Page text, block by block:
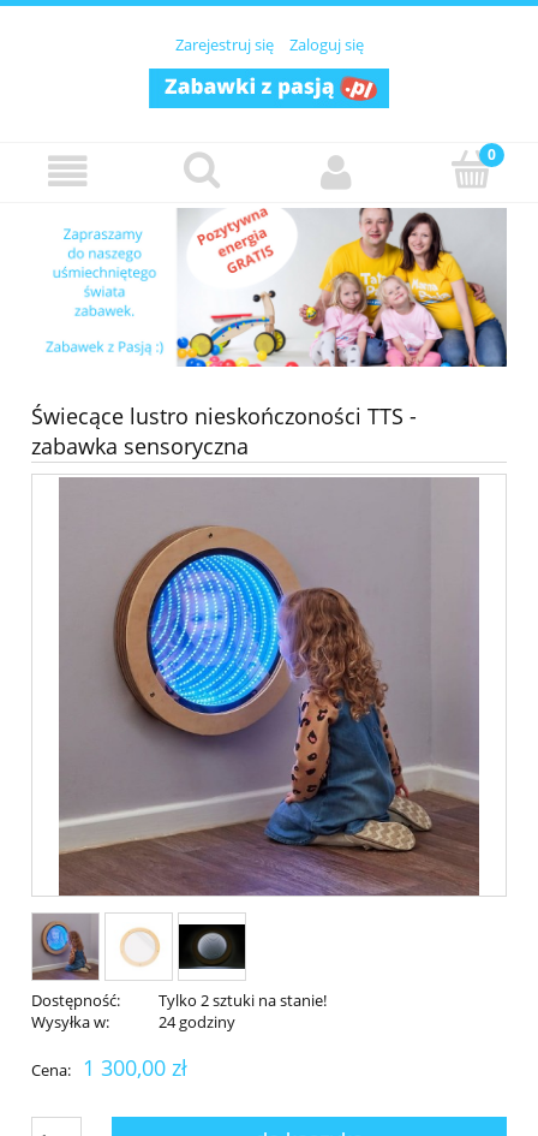
Zarejestruj się Zaloguj się
Świecące lustro nieskończoności TTS -
zabawka sensoryczna
Dostępność:
Tylko 2 sztuki na stanie!
Wysyłka w:
24 godziny
Cena: 1 300,00 zł